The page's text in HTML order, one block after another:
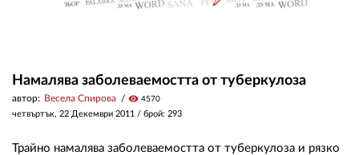
Намалява заболеваемостта от туберкулоза
автор: Весела Спирова visibility 4570
четвъртък, 22 Декември 2011 / брой: 293
Трайно намалява заболеваемостта от туберкулоза и рязко